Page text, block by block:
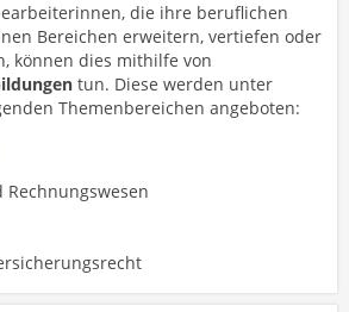
die ihre beruflichen
Bereichen erweitern, vertiefen oder
können dies mithilfe von
tun. Diese werden unter
Themenbereichen angeboten:
Rechnungswesen